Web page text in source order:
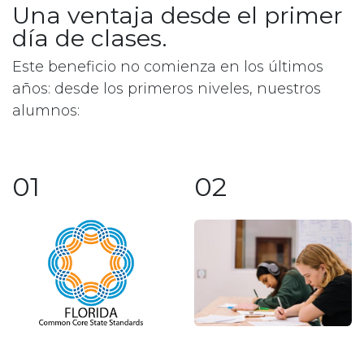
Una ventaja desde el primer
día de clases.
Este beneficio no comienza en los últimos
años: desde los primeros niveles, nuestros
alumnos:
01 02